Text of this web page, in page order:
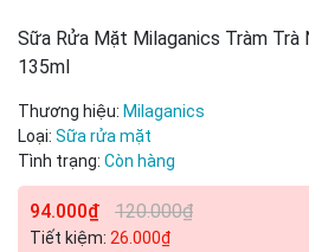
Sữa Rửa Mặt Milaganics Tràm Trà
135ml
Thương hiệu: Milaganics
Loại: Sữa rửa mặt
Tình trạng: Còn hàng
94.000₫ 120.000₫
Tiết kiệm: 26.000₫
Mã giảm giá: